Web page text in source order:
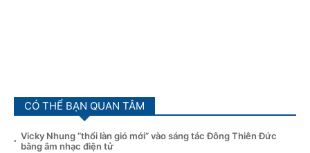
CÓ THỂ BẠN QUAN TÂM
Vicky Nhung “thổi làn gió mới” vào sáng tác Đông Thiên Đức
bằng âm nhạc điện tử